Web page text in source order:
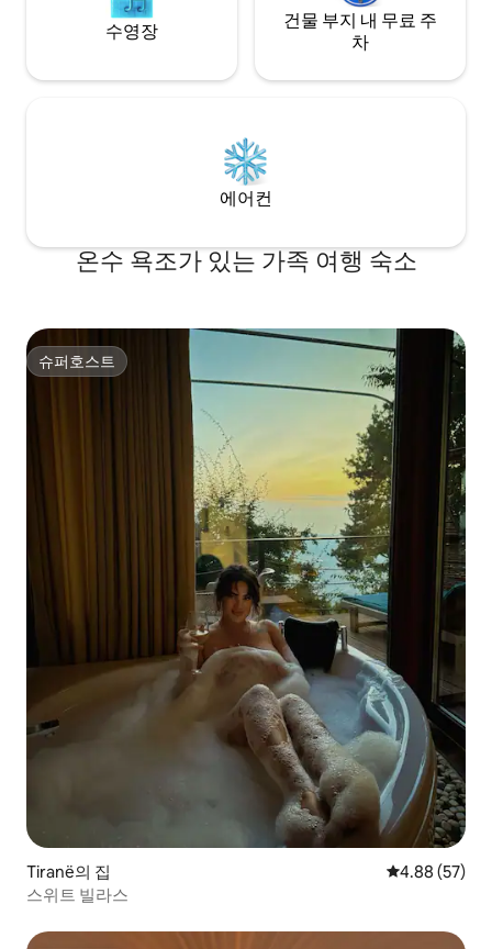
수영장
건물 부지 내 무료 주
차
에어컨
온수 욕조가 있는 가족 여행 숙소
슈퍼호스트
슈퍼호스트
Tiranë의 집 평점 4.88점(5
4.88 (57)
스위트 빌라스